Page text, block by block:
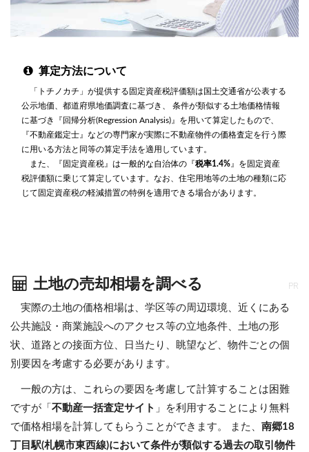
算定方法について
「トチノカチ」が提供する固定資産税評価額は国土交通省が公表する
公示地価、都道府県地価調査に基づき、 条件が類似する土地価格情報
に基づき『回帰分析(Regression Analysis)』を用いて算定したもので、
『不動産鑑定士』などの専門家が実際に不動産物件の価格査定を行う際
に用いる方法と同等の算定手法を適用しています。
また、『固定資産税』は一般的な自治体の『 税率1.4% 』を固定資産
税評価額に乗じて算定しています。なお、住宅用地等の土地の種類に応
じて固定資産税の軽減措置の特例を適用できる場合があります。
土地の売却相場を調べる PR
実際の土地の価格相場は、学区等の周辺環境、近くにある
公共施設・商業施設へのアクセス等の立地条件、土地の形
状、道路との接面方位、日当たり、眺望など、物件ごとの個
別要因を考慮する必要があります。
一般の方は、これらの要因を考慮して計算することは困難
ですが「 不動産一括査定サイト 」を利用することにより無料
で価格相場を計算してもらうことができます。 また、 南郷18
丁目駅(札幌市東西線)において条件が類似する過去の取引物件